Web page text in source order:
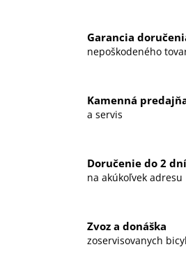
Garancia
nepoškodeného
Kamenná
a servis
Doručenie do 2 dní
na akúkoľvek adresu
Zvoz a donáška
zoservisovanych